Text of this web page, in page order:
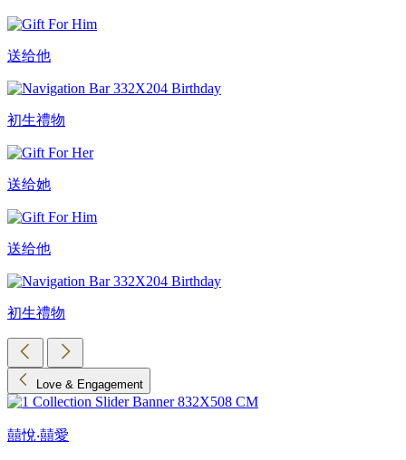
送给他
初生禮物
送给她
送给他
初生禮物
Love & Engagement
囍悅‧囍愛